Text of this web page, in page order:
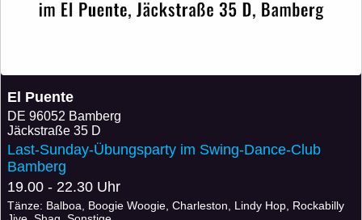
El Puente
DE 96052 Bamberg
Jäckstraße 35 D
Last-Sunday-Übungsparty im Swing-Dance-Club
Bamberg
19.00 - 22.30 Uhr
Tänze: Balboa, Boogie Woogie, Charleston, Lindy Hop, Rockabilly